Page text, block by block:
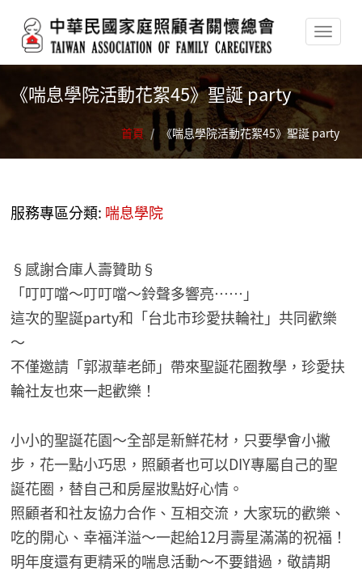
《喘息學院活動花絮45》聖誕 party
首頁 / 《喘息學院活動花絮45》聖誕 party
服務專區分類: 喘息學院
§感謝合庫人壽贊助§
「叮叮噹～叮叮噹～鈴聲多響亮……」
這次的聖誕party和「台北市珍愛扶輪社」共同歡樂
～
不僅邀請「郭淑華老師」帶來聖誕花圈教學，珍愛扶
輪社友也來一起歡樂！
小小的聖誕花園～全部是新鮮花材，只要學會小撇
步，花一點小巧思，照顧者也可以DIY專屬自己的聖
誕花圈，替自己和房屋妝點好心情。
照顧者和社友協力合作、互相交流，大家玩的歡樂、
吃的開心、幸福洋溢～一起給12月壽星滿滿的祝福！
明年度還有更精采的喘息活動～不要錯過，敬請期